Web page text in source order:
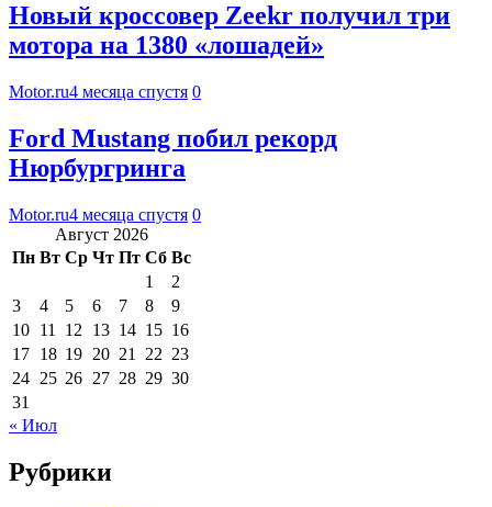
Новый кроссовер Zeekr получил три
мотора на 1380 «лошадей»
Motor.ru4 месяца спустя 0
Ford Mustang побил рекорд
Нюрбургринга
Motor.ru4 месяца спустя 0
Август 2026
Пн Вт Ср Чт Пт Сб Вс
1
2
3
4 5 6 7 8
9
10 11 12 13 14 15 16
17 18 19 20 21 22 23
24 25 26 27 28 29 30
31
« Июл
Рубрики